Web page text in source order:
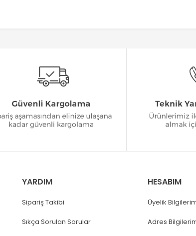
YARDIM
Sipariş Takibi
Sıkça Sorulan Sorular
HESABIM
Üyelik
Adres